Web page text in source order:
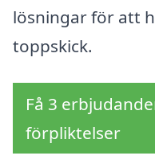
lösningar för att
toppskick.
Få 3
förpliktelser